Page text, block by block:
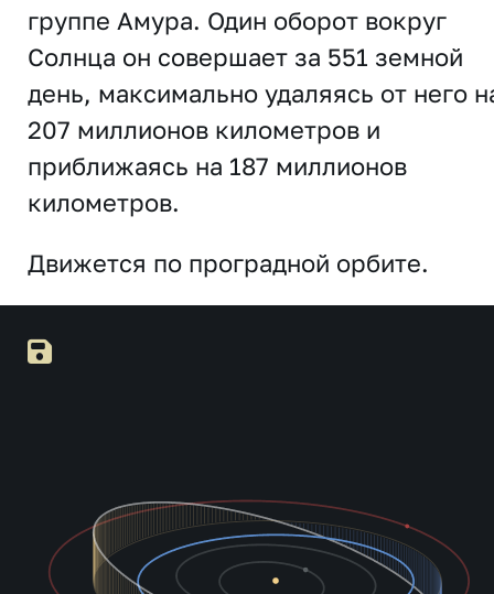
группе Амура. Один оборот вокруг
Солнца он совершает за 551 земной
день, максимально удаляясь от него
207 миллионов километров и
приближаясь на 187 миллионов
километров.
Движется по проградной орбите.